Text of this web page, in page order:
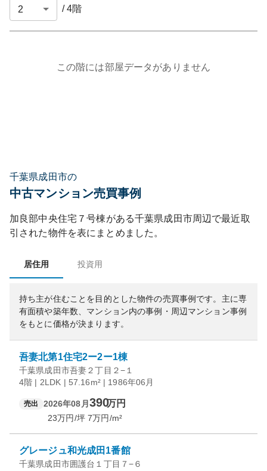
/4階
この階には部屋データがありません
千葉県成田市の
中古マンション売買事例
加良部中央住宅７号棟がある千葉県成田市周辺で最近取
引された物件を表にまとめました。
居住用 投資用
持ち主が住むことを目的とした物件の売買事例です。 主に専
有面積や築年数、マンション内の事例・周辺マンション事例
をもとに価格が決まります。
吾妻北第1住宅2ー2ー1棟
千葉県成田市吾妻２丁目２−１
4階 | 2LDK | 57.16m² | 1986年06月
売出 2026年08月 390万円
23万円/坪 7万円/m²
グレージュ和光成田1番館
千葉県成田市囲護台１丁目７−６